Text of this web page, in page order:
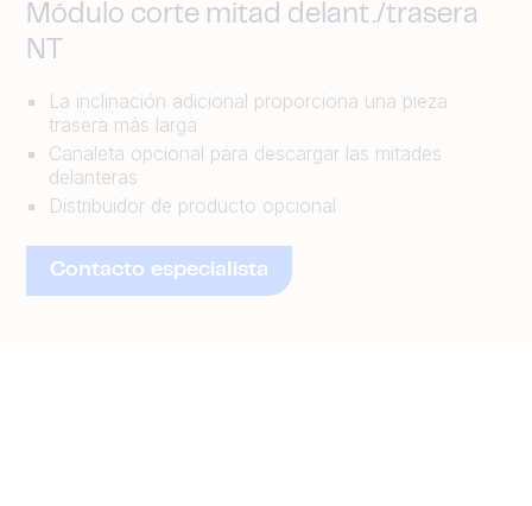
Módulo corte mitad delant./trasera
NT
La inclinación adicional proporciona una pieza
trasera más larga
Canaleta opcional para descargar las mitades
delanteras
Distribuidor de producto opcional
Contacto especialista